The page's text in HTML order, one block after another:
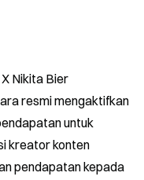
Nikita Bier
resmi mengaktifkan
untuk
kreator konten
pendapatan kepada